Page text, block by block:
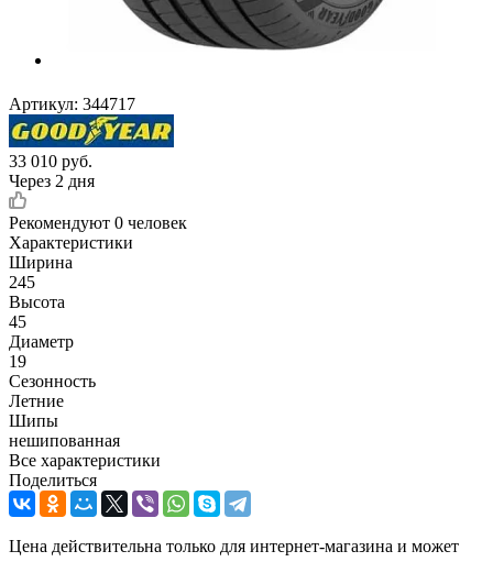
Артикул: 344717
33 010 руб.
Через 2 дня
Рекомендуют 0 человек
Характеристики
Ширина
245
Высота
45
Диаметр
19
Сезонность
Летние
Шипы
нешипованная
Все характеристики
Поделиться
Цена действительна только для интернет-магазина и может